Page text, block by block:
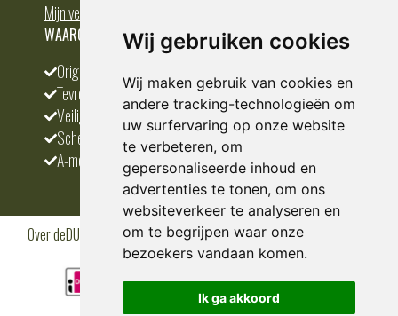
Wij gebruiken cookies
Wij maken gebruik van cookies en
andere tracking-technologieën om
uw surfervaring op onze website
te verbeteren, om
gepersonaliseerde inhoud en
advertenties te tonen, om ons
websiteverkeer te analyseren en
om te begrijpen waar onze
bezoekers vandaan komen.
Ik ga akkoord
Mijn verlanglijst
WAAROM BESTELLEN BIJ DEDUMP.NL
Origineel en divers
Tevreden klanten
Veilig betalen
Scherpste prijs
A-merken
Over deDUMP.nl Algemene voorwaardenPrivacy PolicyKlantenservice
CookiesBlogs